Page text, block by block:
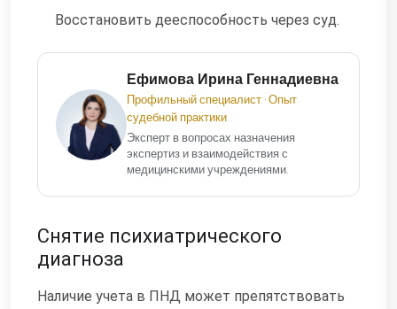
Восстановить дееспособность через суд.
Ефимова Ирина Геннадиевна
Профильный специалист • Опыт
судебной практики
Эксперт в вопросах назначения
экспертиз и взаимодействия с
медицинскими учреждениями.
Снятие психиатрического
диагноза
Наличие учета в ПНД может препятствовать